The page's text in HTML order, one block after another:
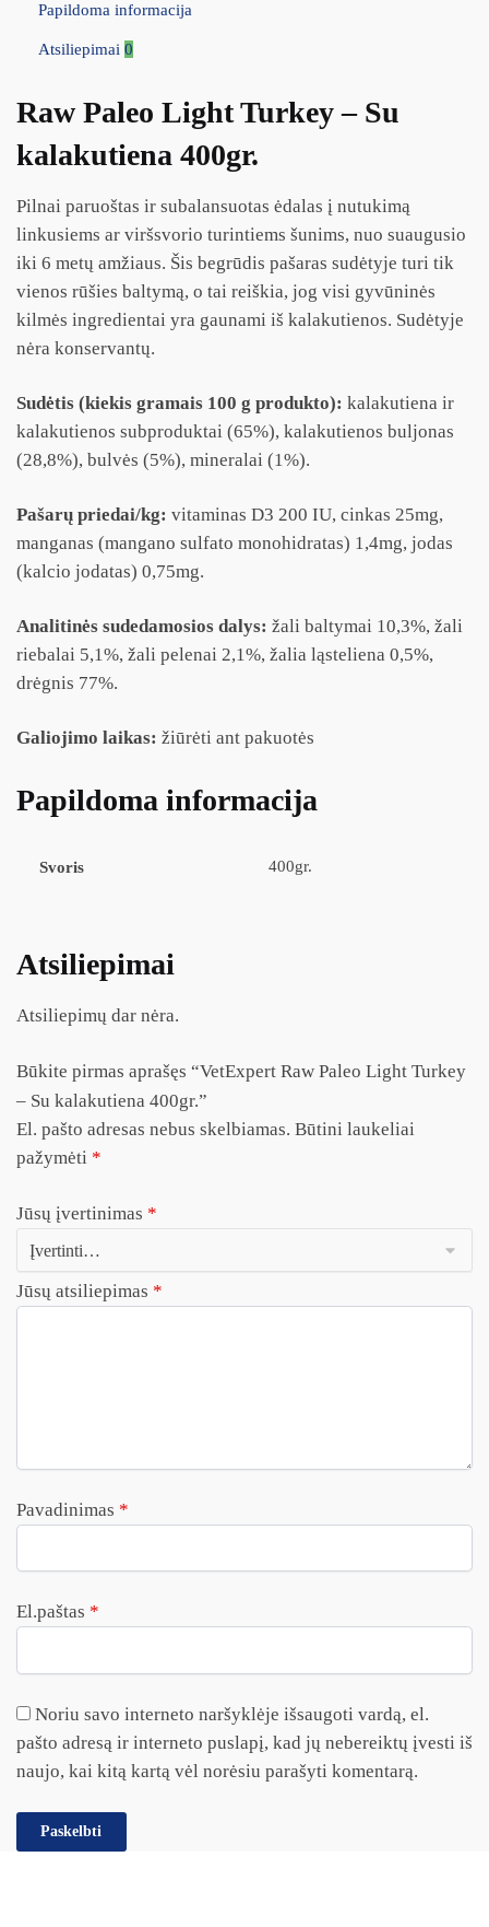
Papildoma informacija
Atsiliepimai 0
Raw Paleo Light Turkey – Su
kalakutiena 400gr.
Pilnai paruoštas ir subalansuotas ėdalas į nutukimą
linkusiems ar viršsvorio turintiems šunims, nuo suaugusio
iki 6 metų amžiaus. Šis begrūdis pašaras sudėtyje turi tik
vienos rūšies baltymą, o tai reiškia, jog visi gyvūninės
kilmės ingredientai yra gaunami iš kalakutienos. Sudėtyje
nėra konservantų.
Sudėtis (kiekis gramais 100 g produkto): kalakutiena ir
kalakutienos subproduktai (65%), kalakutienos buljonas
(28,8%), bulvės (5%), mineralai (1%).
Pašarų priedai/kg: vitaminas D3 200 IU, cinkas 25mg,
manganas (mangano sulfato monohidratas) 1,4mg, jodas
(kalcio jodatas) 0,75mg.
Analitinės sudedamosios dalys: žali baltymai 10,3%, žali
riebalai 5,1%, žali pelenai 2,1%, žalia ląsteliena 0,5%,
drėgnis 77%.
Galiojimo laikas: žiūrėti ant pakuotės
Papildoma informacija
Svoris 400gr.
Atsiliepimai
Atsiliepimų dar nėra.
Būkite pirmas aprašęs “VetExpert Raw Paleo Light Turkey
– Su kalakutiena 400gr.”
El. pašto adresas nebus skelbiamas. Būtini laukeliai
pažymėti *
Jūsų įvertinimas *
Jūsų atsiliepimas *
Pavadinimas *
El.paštas *
Noriu savo interneto naršyklėje išsaugoti vardą, el.
pašto adresą ir interneto puslapį, kad jų nebereiktų įvesti iš
naujo, kai kitą kartą vėl norėsiu parašyti komentarą.